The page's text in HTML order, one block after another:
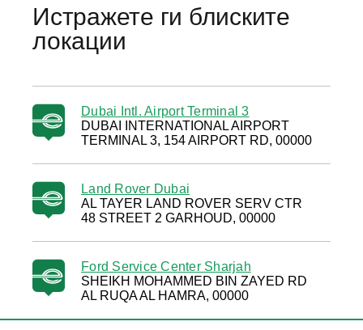
Истражете ги блиските
локации
Dubai Intl. Airport Terminal 3
DUBAI INTERNATIONAL AIRPORT
TERMINAL 3, 154 AIRPORT RD, 00000
Land Rover Dubai
AL TAYER LAND ROVER SERV CTR
48 STREET 2 GARHOUD, 00000
Ford Service Center Sharjah
SHEIKH MOHAMMED BIN ZAYED RD
AL RUQA AL HAMRA, 00000